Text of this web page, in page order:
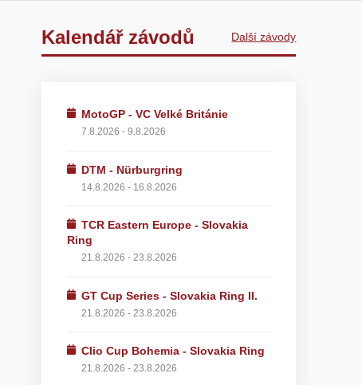
Kalendář závodů Další závody
MotoGP - VC Velké Británie
7.8.2026 - 9.8.2026
DTM - Nürburgring
14.8.2026 - 16.8.2026
TCR Eastern Europe - Slovakia
Ring
21.8.2026 - 23.8.2026
GT Cup Series - Slovakia Ring II.
21.8.2026 - 23.8.2026
Clio Cup Bohemia - Slovakia Ring
21.8.2026 - 23.8.2026